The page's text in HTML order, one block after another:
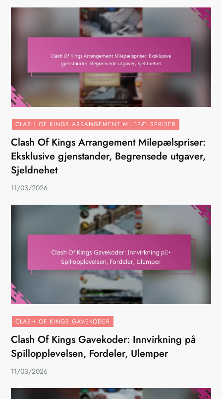
CLASH OF KINGS ARRANGEMENT MILEPÆLSPRISER
Clash Of Kings Arrangement Milepælspriser:
Eksklusive gjenstander, Begrensede utgaver,
Sjeldnehet
11/03/2026
CLASH OF KINGS GAVEKODER
Clash Of Kings Gavekoder: Innvirkning på
Spillopplevelsen, Fordeler, Ulemper
11/03/2026